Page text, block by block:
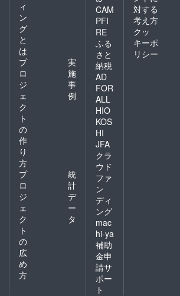
ィ
ン
グ
と
は
プ
ロ
ジ
ェ
ク
ト
の
作
り
方
実
施
事
例
プ
ロ
ジ
ェ
ク
ト
の
広
め
方
統
計
デ
ー
タ
CAM
PFI
RE
ふる
さと
納税
AD
FOR
ALL
HIO
KOS
HI
JFA
クラ
ウド
ファ
ン
ディ
ング
mac
hi-ya
補助
金申
請サ
ポー
ト
対する
考え方
クッ
キーポ
リシー